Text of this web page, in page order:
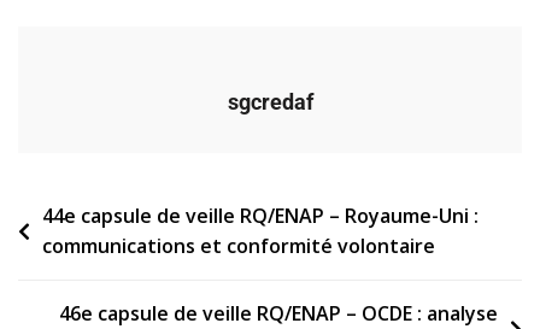
sgcredaf
Navigation
de
44e capsule de veille RQ/ENAP – Royaume-Uni :
communications et conformité volontaire
46e capsule de veille RQ/ENAP – OCDE : analyse